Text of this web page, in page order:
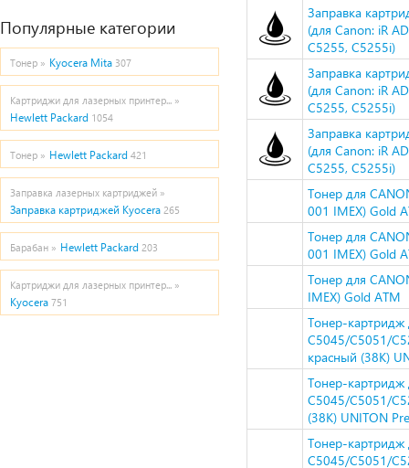
Популярные категории
Тонер » Kyocera Mita 307
Картриджи для лазерных принтер... »
Hewlett Packard 1054
Тонер » Hewlett Packard 421
Заправка лазерных картриджей »
Заправка картриджей Kyocera 265
Барабан » Hewlett Packard 203
Картриджи для лазерных принтер... »
Kyocera 751
Заправка
(для Canon: iR
C5255, C5255i)
Заправка
(для Canon: iR
C5255, C5255i)
Заправка
(для Canon: iR
C5255, C5255i)
Тонер для
001 IMEX) Gold
Тонер для
001 IMEX) Gold
Тонер для
IMEX) Gold ATM
Тонер-картридж
C5045/C5051/
красный (38K)
Тонер-картридж
C5045/C5051/
(38K) UNITON
Тонер-картридж
C5045/C5051/